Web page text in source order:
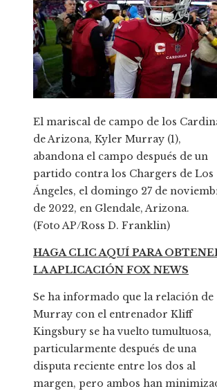
El mariscal de campo de los
de Arizona, Kyler Murray (1),
abandona el campo después de un
partido contra los Chargers de Los
Ángeles, el domingo 27 de
de 2022, en Glendale, Arizona.
(Foto AP/Ross D. Franklin)
HAGA CLIC AQUÍ PARA
LA APLICACIÓN FOX NEWS
Se ha informado que la relación de
Murray con el entrenador Kliff
Kingsbury se ha vuelto tumultuosa,
particularmente después de una
disputa reciente entre los dos al
margen, pero ambos han